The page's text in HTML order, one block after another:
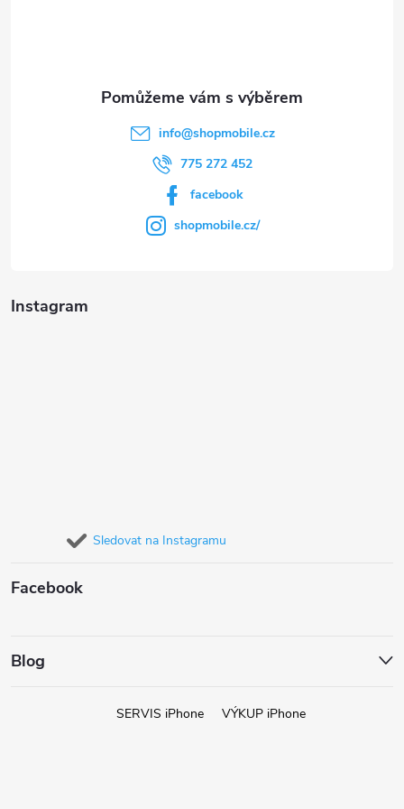
info@shopmobile.cz
775 272 452
facebook
shopmobile.cz/
Instagram
Sledovat na Instagramu
Facebook
Blog
SERVIS iPhone VÝKUP iPhone